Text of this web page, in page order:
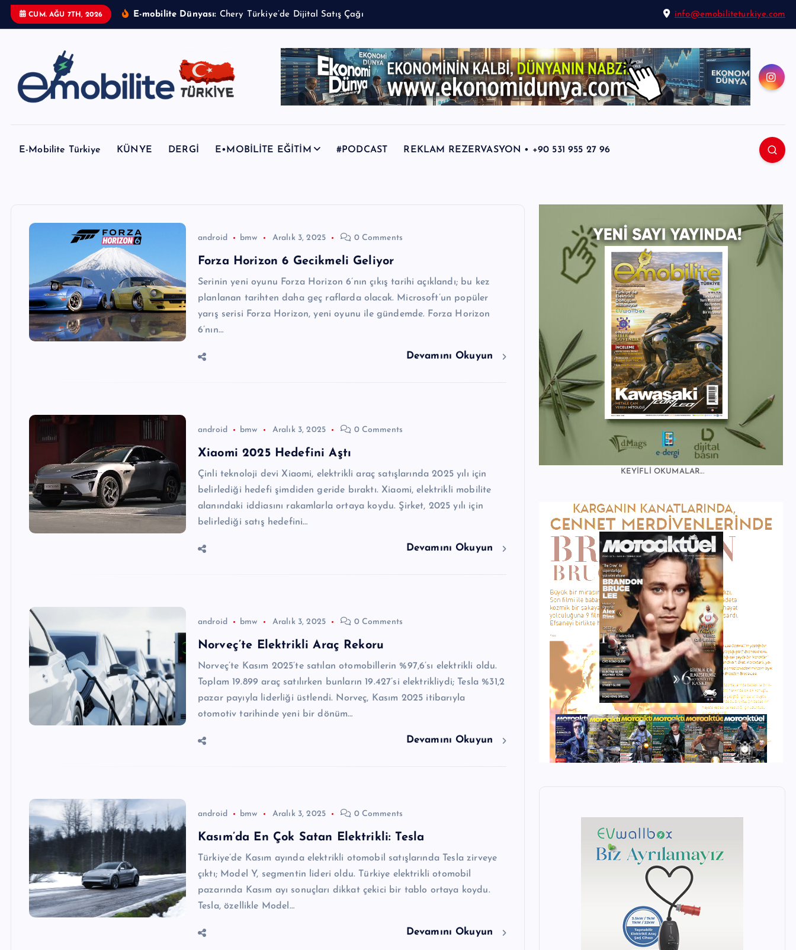
CUM. AĞU 7TH, 2026 E-mobilite Dünyası: info@emobiliteturkiye.com
E-Mobilite Türkiye KÜNYE DERGİ E•MOBİLİTE EĞİTİM #PODCAST REKLAM REZERVASYON • +90 531 955 27 96
android bmw Aralık 3, 2025 0 Comments
Forza Horizon 6 Gecikmeli Geliyor
Serinin yeni oyunu Forza Horizon 6’nın çıkış tarihi açıklandı; bu kez
planlanan tarihten daha geç raflarda olacak. Microsoft’un popüler
yarış serisi Forza Horizon, yeni oyunu ile gündemde. Forza Horizon
6’nın…
Devamını Okuyun
android bmw Aralık 3, 2025 0 Comments
Xiaomi 2025 Hedefini Aştı
Çinli teknoloji devi Xiaomi, elektrikli araç satışlarında 2025 yılı için
belirlediği hedefi şimdiden geride bıraktı. Xiaomi, elektrikli mobilite
alanındaki iddiasını rakamlarla ortaya koydu. Şirket, 2025 yılı için
belirlediği satış hedefini…
Devamını Okuyun
android bmw Aralık 3, 2025 0 Comments
Norveç’te Elektrikli Araç Rekoru
Norveç’te Kasım 2025’te satılan otomobillerin %97,6’sı elektrikli oldu.
Toplam 19.899 araç satılırken bunların 19.427’si elektrikliydi; Tesla %31,2
pazar payıyla liderliği üstlendi. Norveç, Kasım 2025 itibarıyla
otomotiv tarihinde yeni bir dönüm…
Devamını Okuyun
android bmw Aralık 3, 2025 0 Comments
Kasım’da En Çok Satan Elektrikli: Tesla
Türkiye’de Kasım ayında elektrikli otomobil satışlarında Tesla zirveye
çıktı; Model Y, segmentin lideri oldu. Türkiye elektrikli otomobil
pazarında Kasım ayı sonuçları dikkat çekici bir tablo ortaya koydu.
Tesla, özellikle Model…
Devamını Okuyun
KEYİFLİ OKUMALAR...